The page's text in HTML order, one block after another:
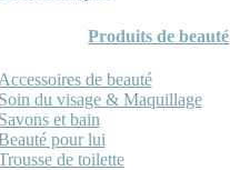
Produits de beauté
Accessoires de beauté
Soin du visage & Maquillage
Savons et bain
pour lui
de toilette